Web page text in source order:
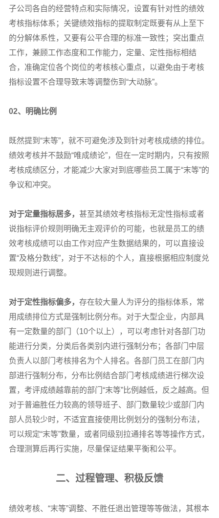
子公司各自的经营特点和实际情况，设置有针对性的绩效
考核指标体系；关键绩效指标的提取制定既要有从上至下
的分解体系性，又要有公平合理的标准一致性；突出重点
工作，兼顾工作态度和工作能力，定量、定性指标相结
合，准确定位各个岗位的考核核心重点，以避免由于考核
指标设置不合理导致末等调整伤到“大动脉”。
02、明确比例
既然提到“末等”，就不可避免涉及到针对考核成绩的排位。
绩效考核并不鼓励“唯成绩论”，但在一定时期内，只有按照
考核成绩区分，才能减少大家对到底哪些员工属于“末等”的
争议和冲突。
对于定量指标居多， 甚至其绩效考核指标无定性指标或者
说指标评价规则明确无主观评价的可能，也就是员工的绩
效考核成绩可以由工作对应产生数据结果的，可以直接设
置“及格分数线”，对于不达标的个人，直接根据相应制度兑
现规则进行调整。
对于定性指标偏多， 存在较大量人为评分的指标体系，常
用成绩排位方式是强制比例分布。对于大型企业，内部具
有一定数量的部门（10个以上），可以考虑针对各部门功
能进行分类，分类后各类别内进行强制分布；各部门中层
负责人以部门考核排名为个人排名。各部门员工在部门内
部进行强制分布，分布比例结合部门考核成绩进行梯次设
置，考评成绩越靠前的部门“末等”比例越低，反之越高。但
对于普遍胜任力较高的领导班子、部门数量较少或部门内
部人员较少时，不适宜直接使用比例划分的强制分布法，
可以规定“末等”数量，或者同级别拉通排名等等操作方式，
合理测算后再行实施，尽量保证结果平衡和公平。
二、过程管理、积极反馈
绩效考核、“末等”调整、不胜任退出管理等等做法，其根本